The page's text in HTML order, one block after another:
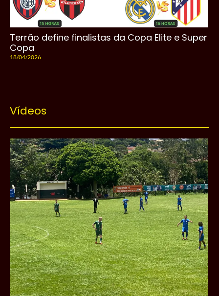
Terrão define finalistas da Copa Elite e Super
Copa
18/04/2026
Vídeos